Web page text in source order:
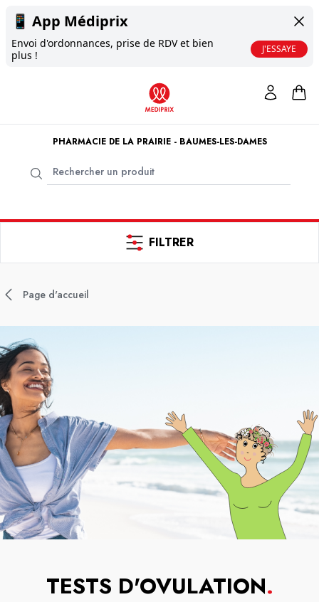
📱 App Médiprix
Envoi d'ordonnances, prise de RDV et bien
plus !
J'ESSAYE
PHARMACIE DE LA PRAIRIE - BAUMES-LES-DAMES
FILTRER
Page d'accueil
TESTS D'OVULATION.